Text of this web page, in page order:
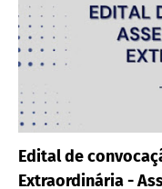
Edital de
Extraordinária -